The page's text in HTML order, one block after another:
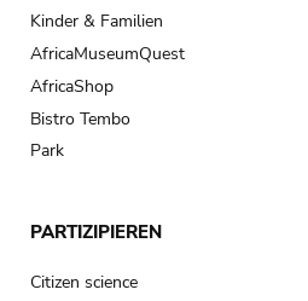
Kinder & Familien
AfricaMuseumQuest
AfricaShop
Bistro Tembo
Park
PARTIZIPIEREN
Citizen science